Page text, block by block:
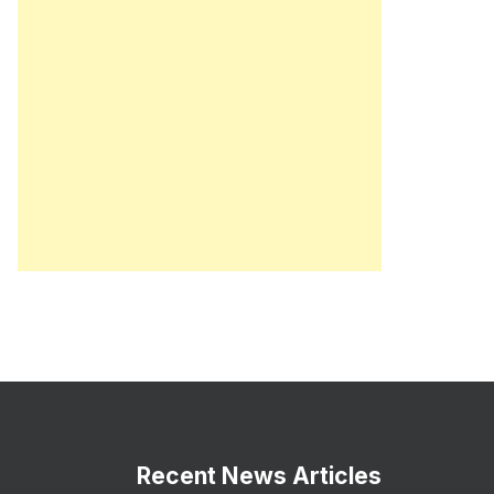
Recent News Articles